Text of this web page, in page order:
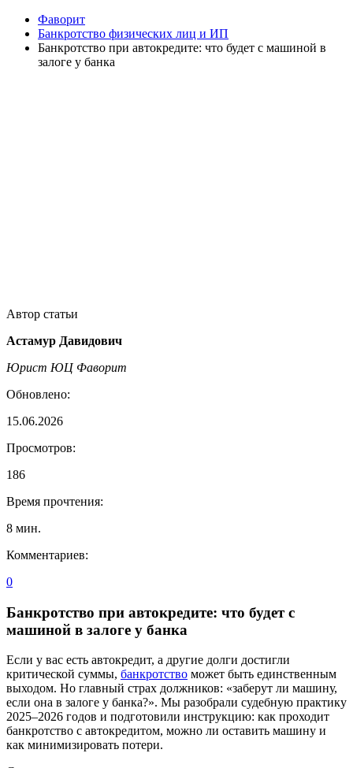
Фаворит
Банкротство физических лиц и ИП
Банкротство при автокредите: что будет с машиной в
залоге у банка
Автор статьи
Астамур Давидович
Юрист ЮЦ Фаворит
Обновлено:
15.06.2026
Просмотров:
186
Время прочтения:
8 мин.
Комментариев:
0
Банкротство при автокредите: что будет с
машиной в залоге у банка
Если у вас есть автокредит, а другие долги достигли
критической суммы, банкротство может быть единственным
выходом. Но главный страх должников: «заберут ли машину,
если она в залоге у банка?». Мы разобрали судебную практику
2025–2026 годов и подготовили инструкцию: как проходит
банкротство с автокредитом, можно ли оставить машину и
как минимизировать потери.